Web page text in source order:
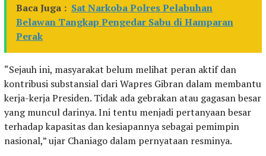
Baca Juga : Sat Narkoba Polres Pelabuhan
Belawan Tangkap Pengedar Sabu di Hamparan
Perak
“Sejauh ini, masyarakat belum melihat peran aktif dan
kontribusi substansial dari Wapres Gibran dalam membantu
kerja-kerja Presiden. Tidak ada gebrakan atau gagasan besar
yang muncul darinya. Ini tentu menjadi pertanyaan besar
terhadap kapasitas dan kesiapannya sebagai pemimpin
nasional,” ujar Chaniago dalam pernyataan resminya.